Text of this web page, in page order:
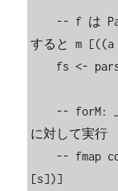
すると m
に対して実行
[s])]